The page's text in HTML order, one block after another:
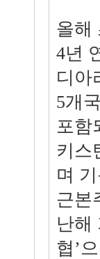
올해
4년
디아
5개
포함
키스
며
근본
난해
협’